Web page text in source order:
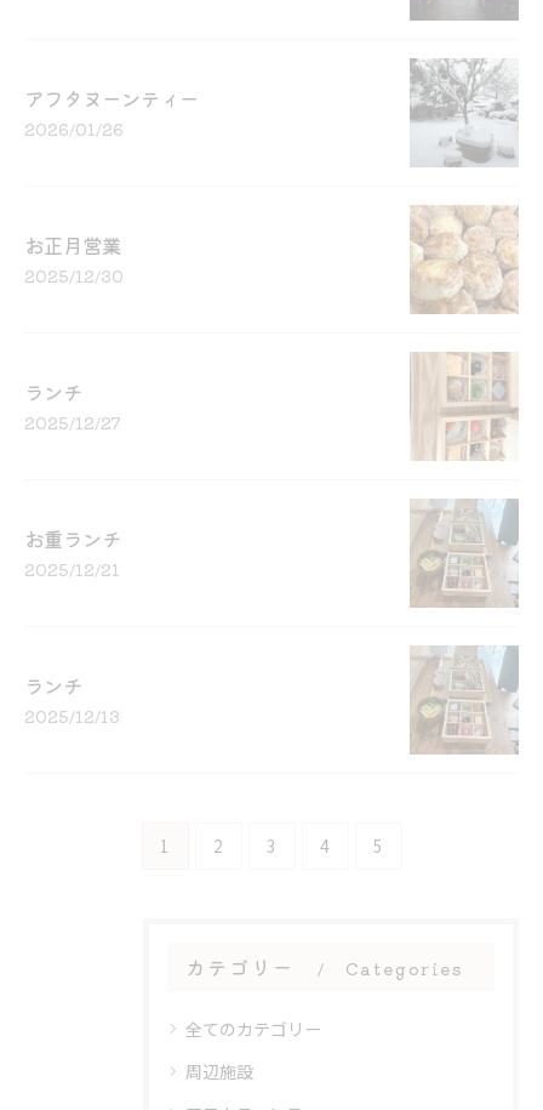
アフタヌーンティー
2026/01/26
お正月営業
2025/12/30
ランチ
2025/12/27
お重ランチ
2025/12/21
ランチ
2025/12/13
1 2 3 4 5
カテゴリー Categories
全てのカテゴリー
周辺施設